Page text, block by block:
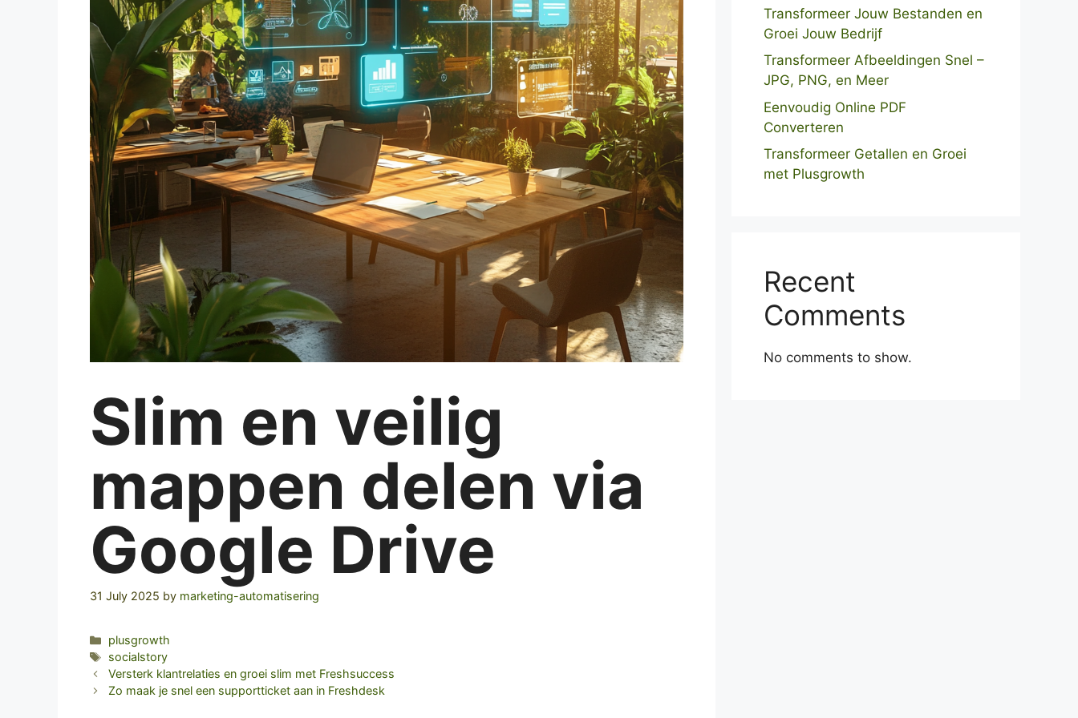
Slim en veilig
mappen delen via
Google Drive
31 July 2025 by marketing-automatisering
Categories
plusgrowth
Tags
socialstory
Versterk klantrelaties en groei slim met Freshsuccess
Zo maak je snel een supportticket aan in Freshdesk
Transformeer Jouw Bestanden en
Groei Jouw Bedrijf
Transformeer Afbeeldingen Snel –
JPG, PNG, en Meer
Eenvoudig Online PDF
Converteren
Transformeer Getallen en Groei
met Plusgrowth
Recent
Comments
No comments to show.